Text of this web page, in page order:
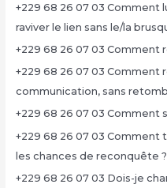
+229 68 26 07 03 Comment
raviver le lien sans le/la
+229 68 26 07 03 Comment
+229 68 26 07 03 Comment
communication, sans
+229 68 26 07 03 Comment
+229 68 26 07 03 Comment
les chances de reconquête ?
+229 68 26 07 03 Dois-je